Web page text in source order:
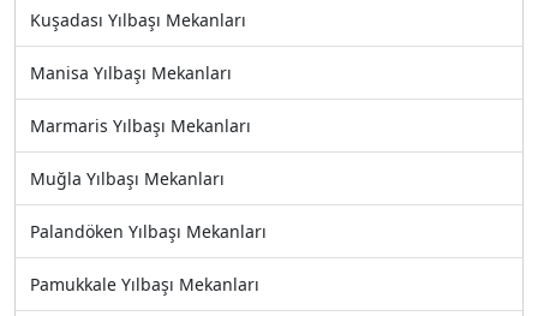
Kuşadası Yılbaşı Mekanları
Manisa Yılbaşı Mekanları
Marmaris Yılbaşı Mekanları
Muğla Yılbaşı Mekanları
Palandöken Yılbaşı Mekanları
Pamukkale Yılbaşı Mekanları